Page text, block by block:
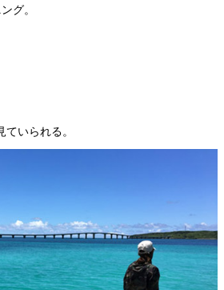
グ。
いられる。